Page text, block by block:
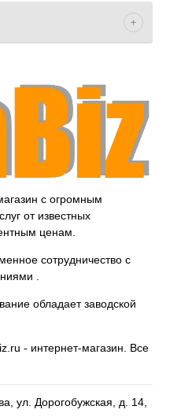
с огромным
от известных
ценам.
сотрудничество с
.
обладает заводской
- интернет-магазин. Все
, ул. Дорогобужская, д. 14,